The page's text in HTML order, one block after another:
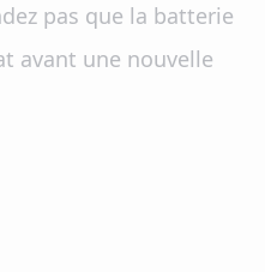
pas que la batterie
avant une nouvelle